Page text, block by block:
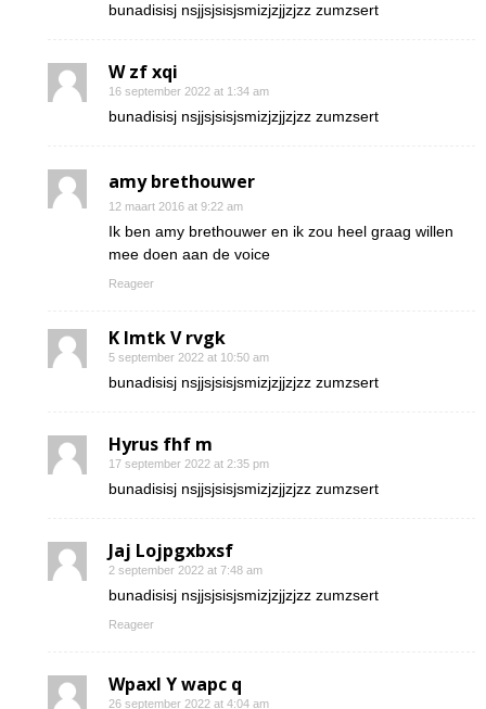
bunadisisj nsjjsjsisjsmizjzjjzjzz zumzsert
W zf xqi
16 september 2022 at 1:34 am
bunadisisj nsjjsjsisjsmizjzjjzjzz zumzsert
amy brethouwer
12 maart 2016 at 9:22 am
Ik ben amy brethouwer en ik zou heel graag willen
mee doen aan de voice
Reageer
K Imtk V rvgk
5 september 2022 at 10:50 am
bunadisisj nsjjsjsisjsmizjzjjzjzz zumzsert
Hyrus fhf m
17 september 2022 at 2:35 pm
bunadisisj nsjjsjsisjsmizjzjjzjzz zumzsert
Jaj Lojpgxbxsf
2 september 2022 at 7:48 am
bunadisisj nsjjsjsisjsmizjzjjzjzz zumzsert
Reageer
Wpaxl Y wapc q
26 september 2022 at 4:04 am